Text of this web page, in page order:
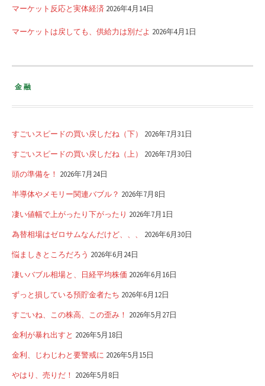
マーケット反応と実体経済 2026年4月14日
マーケットは戻しても、供給力は別だよ 2026年4月1日
金融
すごいスピードの買い戻しだね（下） 2026年7月31日
すごいスピードの買い戻しだね（上） 2026年7月30日
頭の準備を！ 2026年7月24日
半導体やメモリー関連バブル？ 2026年7月8日
凄い値幅で上がったり下がったり 2026年7月1日
為替相場はゼロサムなんだけど、、、 2026年6月30日
悩ましきところだろう 2026年6月24日
凄いバブル相場と、日経平均株価 2026年6月16日
ずっと損している預貯金者たち 2026年6月12日
すごいね、この株高、この歪み！ 2026年5月27日
金利が暴れ出すと 2026年5月18日
金利、じわじわと要警戒に 2026年5月15日
やはり、売りだ！ 2026年5月8日